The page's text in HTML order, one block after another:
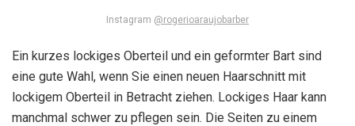
Instagram @rogerioaraujobarber
Ein kurzes lockiges Oberteil und ein geformter Bart sind
eine gute Wahl, wenn Sie einen neuen Haarschnitt mit
lockigem Oberteil in Betracht ziehen. Lockiges Haar kann
manchmal schwer zu pflegen sein. Die Seiten zu einem